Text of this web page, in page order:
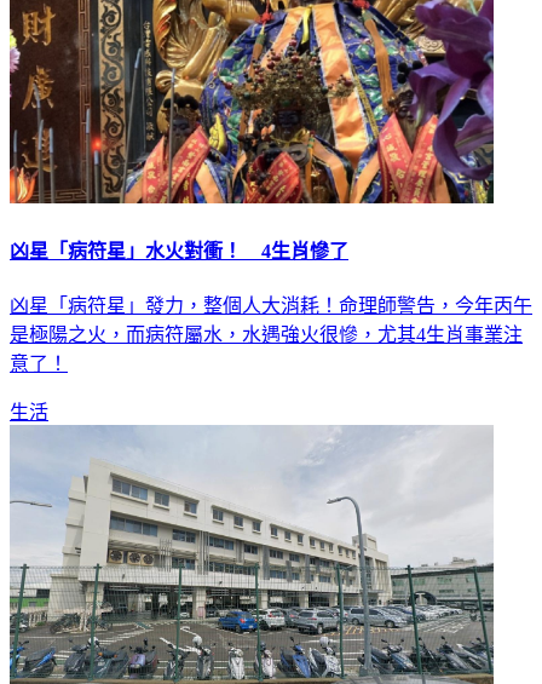
凶星「病符星」水火對衝！ 4生肖慘了
凶星「病符星」發力，整個人大消耗！命理師警告，今年丙午
是極陽之火，而病符屬水，水遇強火很慘，尤其4生肖事業注
意了！
生活